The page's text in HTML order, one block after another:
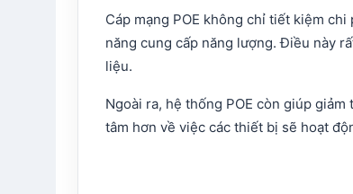
Cáp mạng POE không chỉ tiết kiệm
năng cung cấp năng lượng. Điều này
liệu.
Ngoài ra, hệ thống POE còn giúp
tâm hơn về việc các thiết bị sẽ hoạt